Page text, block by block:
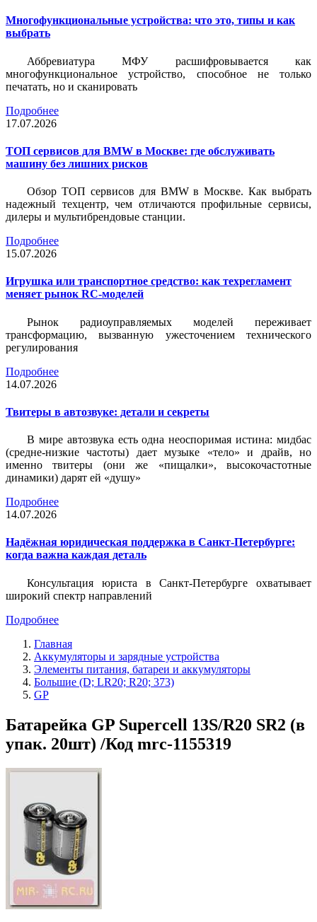
Многофункциональные устройства: что это, типы и как
выбрать
Аббревиатура МФУ расшифровывается как
многофункциональное устройство, способное не только
печатать, но и сканировать
Подробнее
17.07.2026
ТОП сервисов для BMW в Москве: где обслуживать
машину без лишних рисков
Обзор ТОП сервисов для BMW в Москве. Как выбрать
надежный техцентр, чем отличаются профильные сервисы,
дилеры и мультибрендовые станции.
Подробнее
15.07.2026
Игрушка или транспортное средство: как техрегламент
меняет рынок RC-моделей
Рынок радиоуправляемых моделей переживает
трансформацию, вызванную ужесточением технического
регулирования
Подробнее
14.07.2026
Твитеры в автозвуке: детали и секреты
В мире автозвука есть одна неоспоримая истина: мидбас
(средне-низкие частоты) дает музыке «тело» и драйв, но
именно твитеры (они же «пищалки», высокочастотные
динамики) дарят ей «душу»
Подробнее
14.07.2026
Надёжная юридическая поддержка в Санкт-Петербурге:
когда важна каждая деталь
Консультация юриста в Санкт-Петербурге охватывает
широкий спектр направлений
Подробнее
Главная
Аккумуляторы и зарядные устройства
Элементы питания, батареи и аккумуляторы
Большие (D; LR20; R20; 373)
GP
Батарейка GP Supercell 13S/R20 SR2 (в
упак. 20шт) /Код mrc-1155319